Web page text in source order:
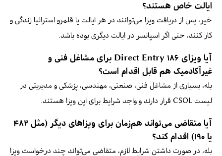
ایالت خاص هستند؟
خیر، پس از دریافت ویزا می‌توانند در هر ایالت یا قلمرو استرالیا زندگی و
کار کنند، حتی اگر اسپانسر در ایالت دیگری بوده باشد.
آیا ویزای ۱۸۶ Direct Entry برای مشاغل فنی و
غیرآکادمیک هم قابل اقدام است؟
بله، بسیاری از مشاغل فنی، صنعتی، مهندسی، پزشکی و مدیریتی در
لیست CSOL قرار دارند و واجد شرایط برای این ویزا هستند.
آیا متقاضی می‌تواند هم‌زمان برای ویزاهای دیگر (مثل ۴۸۲
یا ۱۹۰) اقدام کند؟
بله، در صورت داشتن شرایط لازم، متقاضی می‌تواند چند درخواست ویزا